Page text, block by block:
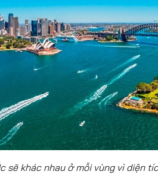
sẽ khác nhau ở mỗi vùng vì diện